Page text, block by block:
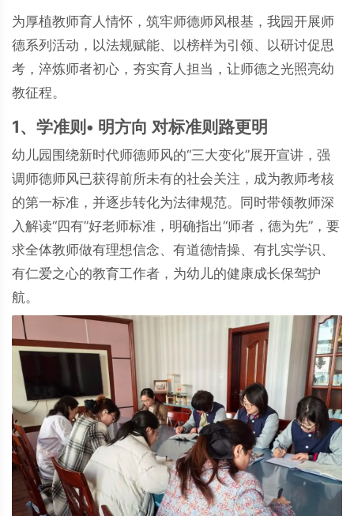
为厚植教师育人情怀，筑牢师德师风根基，我园开展师
德系列活动，以法规赋能、以榜样为引领、以研讨促思
考，淬炼师者初心，夯实育人担当，让师德之光照亮幼
教征程。
1、学准则• 明方向 对标准则路更明
幼儿园围绕新时代师德师风的“三大变化”展开宣讲，强
调师德师风已获得前所未有的社会关注，成为教师考核
的第一标准，并逐步转化为法律规范。同时带领教师深
入解读“四有”好老师标准，明确指出“师者，德为先”，要
求全体教师做有理想信念、有道德情操、有扎实学识、
有仁爱之心的教育工作者，为幼儿的健康成长保驾护
航。